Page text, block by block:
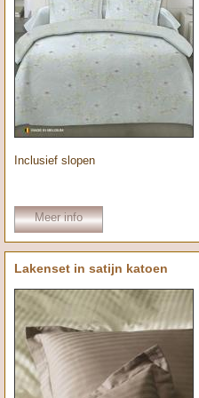
Inclusief slopen
Meer info
Lakenset in satijn katoen